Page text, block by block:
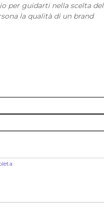
per guidarti nella scelta del
la qualità di un brand